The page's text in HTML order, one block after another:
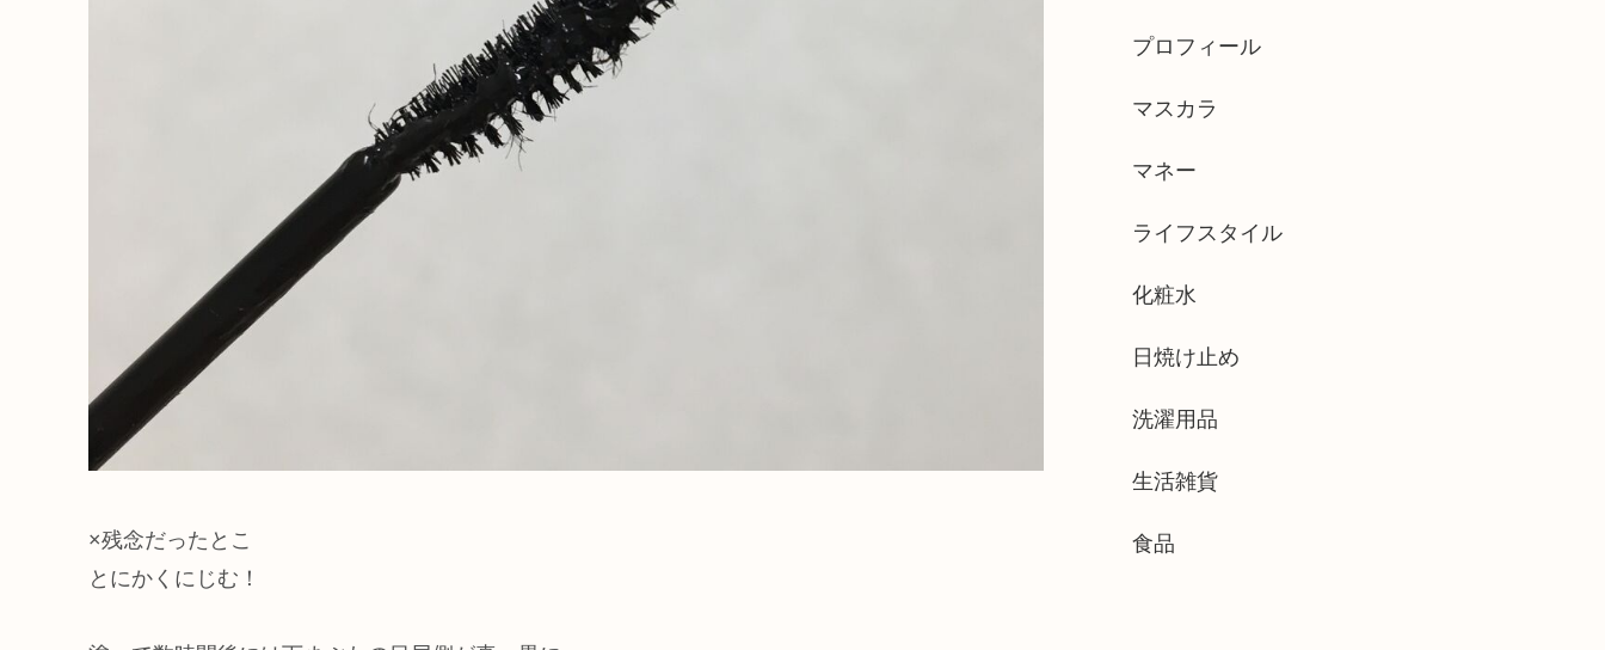
×残念だったとこ
とにかくにじむ！
プロフィール
マスカラ
マネー
ライフスタイル
化粧水
日焼け止め
洗濯用品
生活雑貨
食品